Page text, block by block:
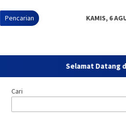
Pencarian KAMIS, 6
Selamat Datang
Cari